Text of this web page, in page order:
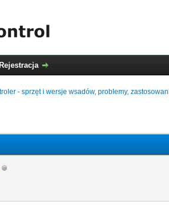
Rejestracja
- sprzęt i wersje wsadów, problemy,